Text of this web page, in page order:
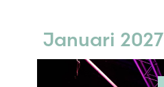
Januari 2027